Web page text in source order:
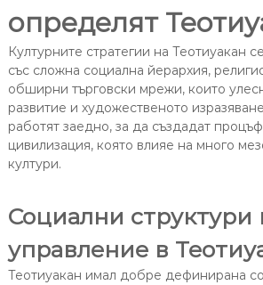
определят
Културните стратегии на Теотиуакан
със сложна социална йерархия,
обширни търговски мрежи, които
развитие и художественото
работят заедно, за да създадат
цивилизация, която влияе на много
култури.
Социални структури
управление в
Теотиуакан имал добре дефинирана